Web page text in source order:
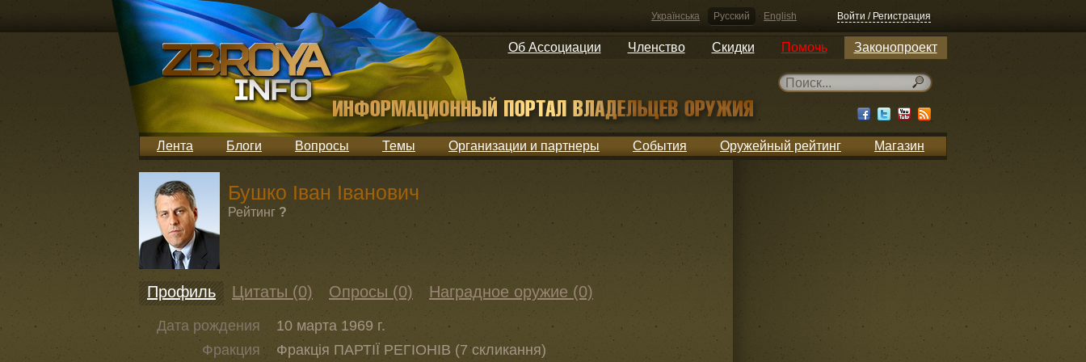
Українська Русский English Войти / Регистрация
Об Ассоциации Членство Скидки Помочь Законопроект
Лента Блоги Вопросы Темы Организации и партнеры События Оружейный рейтинг Магазин
Бушко Іван Іванович
Рейтинг ?
Профиль Цитаты (0) Опросы (0) Наградное оружие (0)
Дата рождения
10 марта 1969 г.
Фракция
Фракція ПАРТІЇ РЕГІОНІВ (7 скликання)